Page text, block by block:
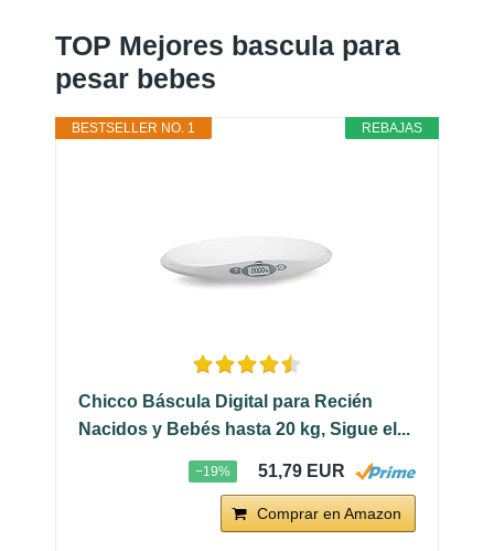
TOP Mejores bascula para
pesar bebes
REBAJAS
BESTSELLER NO. 1
Chicco Báscula Digital para Recién
Nacidos y Bebés hasta 20 kg, Sigue el...
−19% 51,79 EUR
Comprar en Amazon